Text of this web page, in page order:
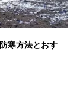
寒方法とおす